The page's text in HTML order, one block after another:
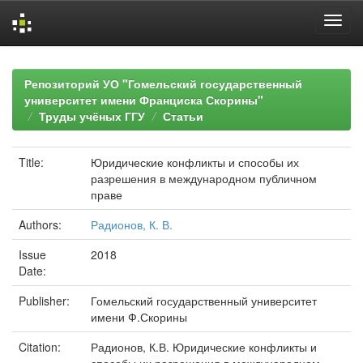
navigationРепозиторий УО "Гомельский государственный
университет имени Франциска Скорины"
Труды учёных ГГУ
Статьи
Title:
Юридические конфликты и способы их
разрешения в международном публичном
праве
Authors:
Радионов, К. В.
Issue
Date:
2018
Publisher:
Гомельский государственный университет
имени Ф.Скорины
Citation:
Радионов, К.В. Юридические конфликты и